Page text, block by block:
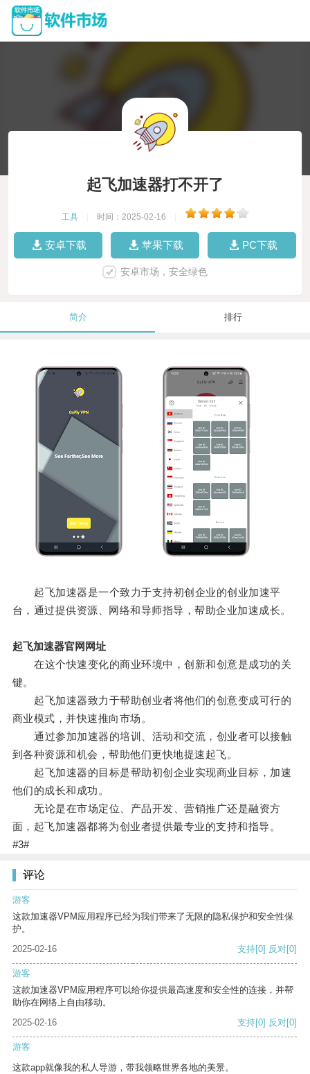
起飞加速器打不开了
工具 时间：2025-02-16
安卓下载 苹果下载 PC下载
安卓市场，安全绿色
简介 排行
起飞加速器是一个致力于支持初创企业的创业加速平
台，通过提供资源、网络和导师指导，帮助企业加速成长。
起飞加速器官网网址
在这个快速变化的商业环境中，创新和创意是成功的关
键。
起飞加速器致力于帮助创业者将他们的创意变成可行的
商业模式，并快速推向市场。
通过参加加速器的培训、活动和交流，创业者可以接触
到各种资源和机会，帮助他们更快地提速起飞。
起飞加速器的目标是帮助初创企业实现商业目标，加速
他们的成长和成功。
无论是在市场定位、产品开发、营销推广还是融资方
面，起飞加速器都将为创业者提供最专业的支持和指导。
#3#
评论
游客
这款加速器VPM应用程序已经为我们带来了无限的隐私保护和安全性保
护。
2025-02-16
支持[0] 反对[0]
游客
这款加速器VPM应用程序可以给你提供最高速度和安全性的连接，并帮
助你在网络上自由移动。
2025-02-16
支持[0] 反对[0]
游客
这款app就像我的私人导游，带我领略世界各地的美景。